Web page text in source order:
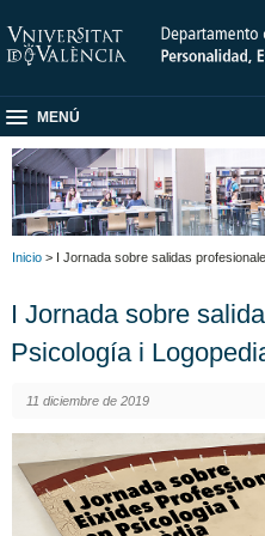
MENÚ
Inicio > I Jornada sobre salidas
I Jornada sobre
Psicología i
11 diciembre de 2019